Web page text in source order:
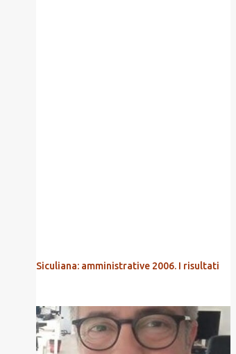
Siculiana: amministrative 2006. I risultati